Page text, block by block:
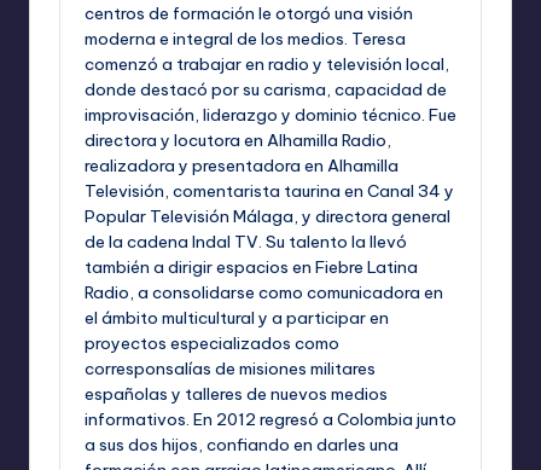
centros de formación le otorgó una visión
moderna e integral de los medios. Teresa
comenzó a trabajar en radio y televisión local,
donde destacó por su carisma, capacidad de
improvisación, liderazgo y dominio técnico. Fue
directora y locutora en Alhamilla Radio,
realizadora y presentadora en Alhamilla
Televisión, comentarista taurina en Canal 34 y
Popular Televisión Málaga, y directora general
de la cadena Indal TV. Su talento la llevó
también a dirigir espacios en Fiebre Latina
Radio, a consolidarse como comunicadora en
el ámbito multicultural y a participar en
proyectos especializados como
corresponsalías de misiones militares
españolas y talleres de nuevos medios
informativos. En 2012 regresó a Colombia junto
a sus dos hijos, confiando en darles una